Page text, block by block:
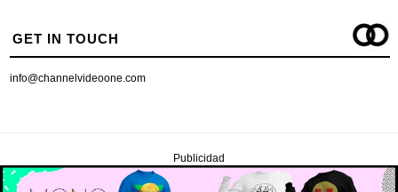
GET IN TOUCH
info@channelvideoone.com
Publicidad